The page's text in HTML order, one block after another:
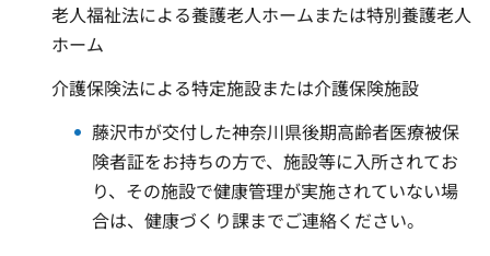
老人福祉法による養護老人ホームまたは特別養護老人
ホーム
介護保険法による特定施設または介護保険施設
藤沢市が交付した神奈川県後期高齢者医療被保
険者証をお持ちの方で、施設等に入所されてお
り、その施設で健康管理が実施されていない場
合は、健康づくり課までご連絡ください。